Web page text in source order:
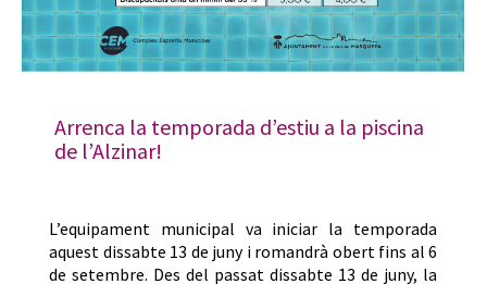
Arrenca la temporada d’estiu a la piscina
de l’Alzinar!
L’equipament municipal va iniciar la temporada
aquest dissabte 13 de juny i romandrà obert fins al 6
de setembre. Des del passat dissabte 13 de juny, la